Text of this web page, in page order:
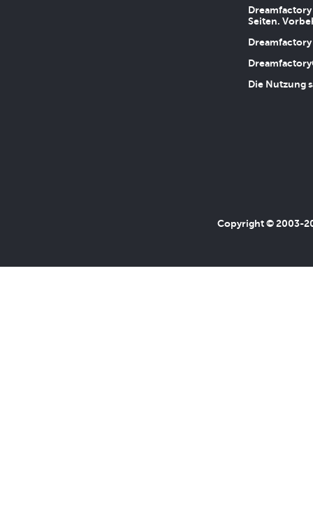
Seiten.
Die Nutzung
Copyright © 2003-